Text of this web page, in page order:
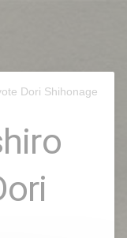
Dori Shihonage